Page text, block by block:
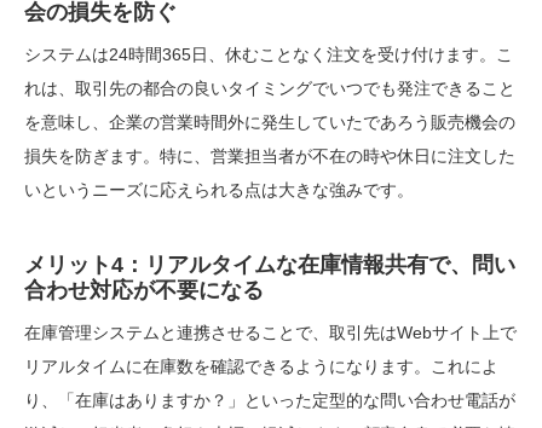
会の損失を防ぐ
システムは24時間365日、休むことなく注文を受け付けます。こ
れは、取引先の都合の良いタイミングでいつでも発注できること
を意味し、企業の営業時間外に発生していたであろう販売機会の
損失を防ぎます。特に、営業担当者が不在の時や休日に注文した
いというニーズに応えられる点は大きな強みです。
メリット4：リアルタイムな在庫情報共有で、問い
合わせ対応が不要になる
在庫管理システムと連携させることで、取引先はWebサイト上で
リアルタイムに在庫数を確認できるようになります。これによ
り、「在庫はありますか？」といった定型的な問い合わせ電話が